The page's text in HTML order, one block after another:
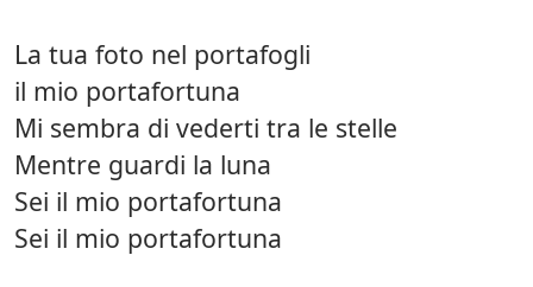
La tua foto nel portafogli
il mio portafortuna
Mi sembra di vederti tra le stelle
Mentre guardi la luna
Sei il mio portafortuna
Sei il mio portafortuna